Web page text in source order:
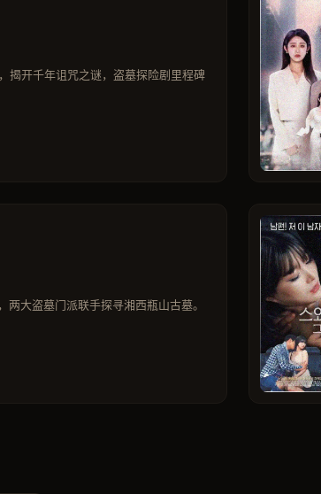
揭开千年诅咒之谜，盗墓探险剧里程碑
大盗墓门派联手探寻湘西瓶山古墓。